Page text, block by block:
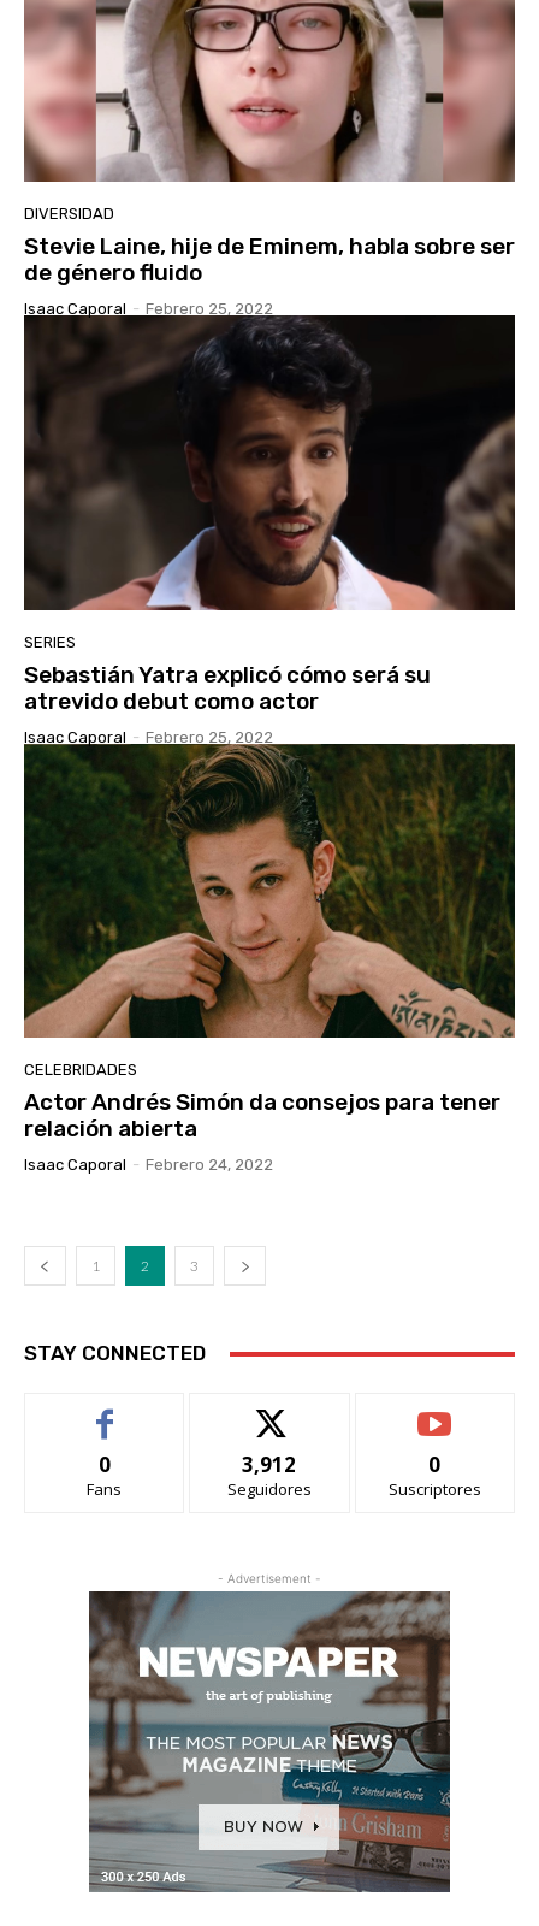
DIVERSIDAD
Stevie Laine, hije de Eminem, habla sobre ser
de género fluido
Isaac Caporal - Febrero 25, 2022
SERIES
Sebastián Yatra explicó cómo será su
atrevido debut como actor
Isaac Caporal - Febrero 25, 2022
CELEBRIDADES
Actor Andrés Simón da consejos para tener
relación abierta
Isaac Caporal - Febrero 24, 2022
1 2 3
STAY CONNECTED
0
Fans
3,912
Seguidores
0
Suscriptores
- Advertisement -